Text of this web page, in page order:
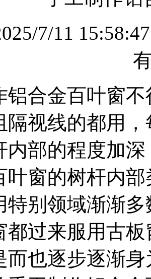
7/11
铝合金百叶窗
隔视线的都用
内部的程度加
叶窗的树杆内
特别领域渐渐
都过来服用古
而也逐步逐渐